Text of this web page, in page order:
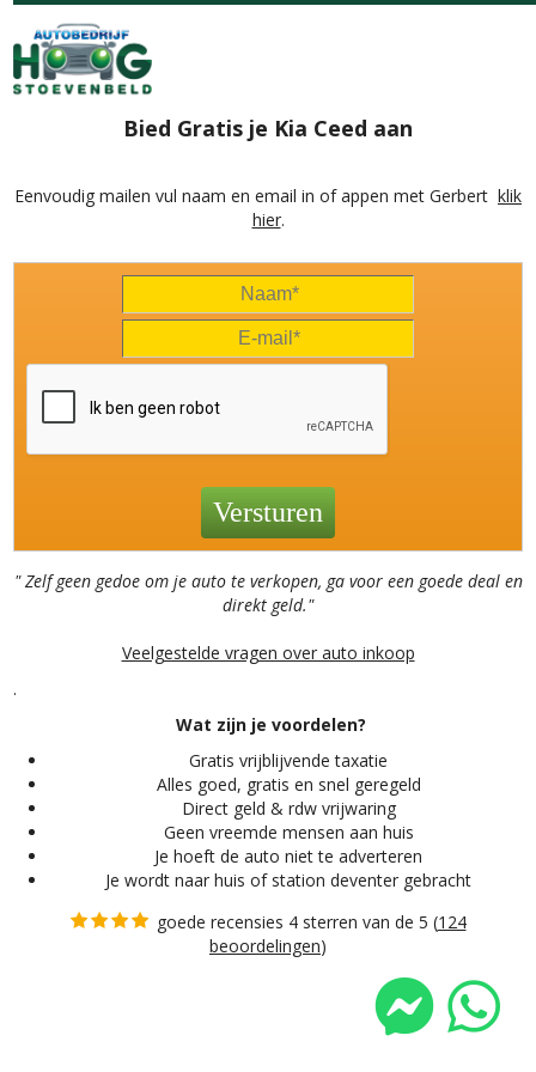
Bied Gratis je Kia Ceed aan
Eenvoudig mailen vul naam en email in of appen met Gerbert klik
hier.
" Zelf geen gedoe om je auto te verkopen, ga voor een goede deal en
direkt geld."
Veelgestelde vragen over auto inkoop
.
Wat zijn je voordelen?
Gratis vrijblijvende taxatie
Alles goed, gratis en snel geregeld
Direct geld & rdw vrijwaring
Geen vreemde mensen aan huis
Je hoeft de auto niet te adverteren
Je wordt naar huis of station deventer gebracht
goede recensies 4 sterren van de 5 (124
beoordelingen)